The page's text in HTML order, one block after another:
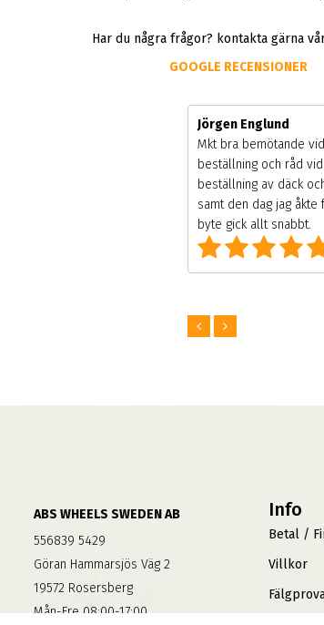
Har du några frågor? kontakta gärna
GOOGLE RECENSIONER
Jörgen Englund
Mkt bra bemötande vid
beställning och råd vid
beställning av däck
samt den dag jag åkte
gick allt snabbt.
19572 Rosersberg
Mån-Fre 08:00-17:00
Lunchstängt 12:00-13:00
Villkor
Jobba På